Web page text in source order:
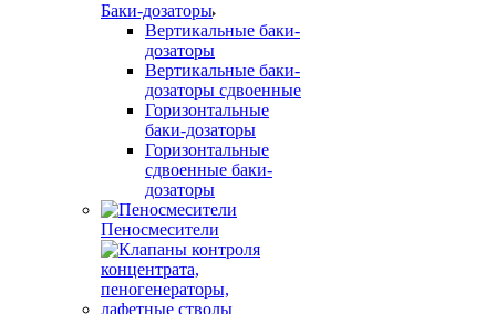
Баки-дозаторы
Вертикальные баки-
дозаторы
Вертикальные баки-
дозаторы сдвоенные
Горизонтальные
баки-дозаторы
Горизонтальные
сдвоенные баки-
дозаторы
Пеносмесители